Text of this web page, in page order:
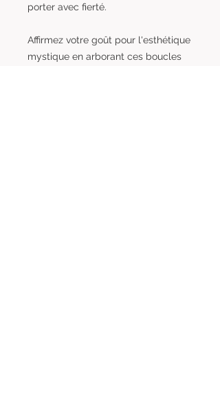
porter avec fierté.
Affirmez votre goût pour l'esthétique
mystique en arborant ces boucles